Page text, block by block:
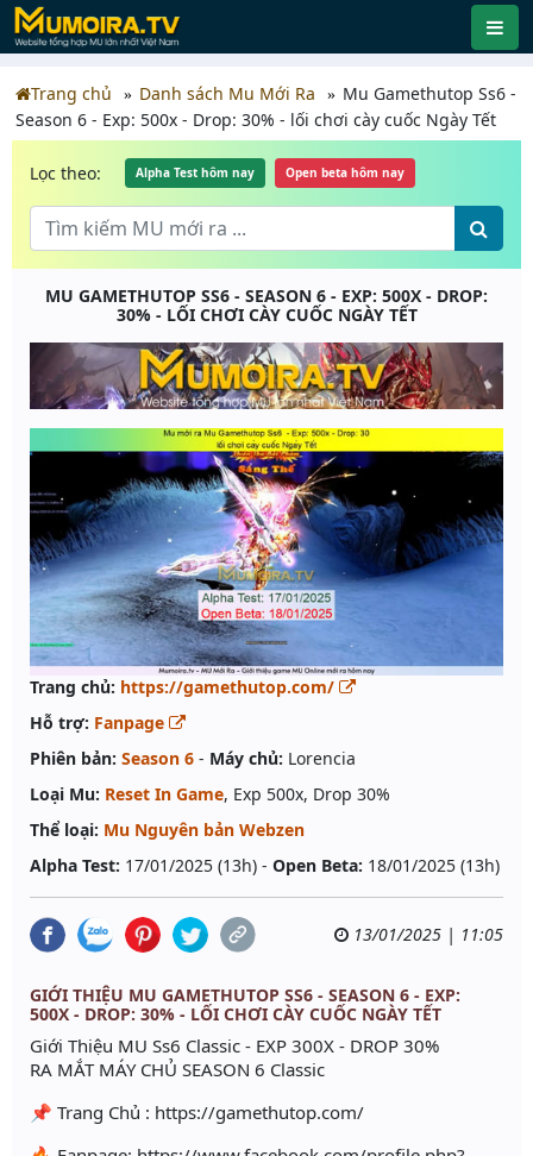
Trang chủ Danh sách Mu Mới Ra
Mu Gamethutop Ss6 -
Season 6 - Exp: 500x - Drop: 30% - lối chơi cày cuốc Ngày Tết
Lọc theo: Alpha Test hôm nay Open beta hôm nay
MU GAMETHUTOP SS6 - SEASON 6 - EXP: 500X - DROP:
30% - LỐI CHƠI CÀY CUỐC NGÀY TẾT
Trang chủ: https://gamethutop.com/
Hỗ trợ: Fanpage
Phiên bản: Season 6 - Máy chủ: Lorencia
Loại Mu: Reset In Game, Exp 500x, Drop 30%
Thể loại: Mu Nguyên bản Webzen
Alpha Test: 17/01/2025 (13h) - Open Beta: 18/01/2025 (13h)
13/01/2025 | 11:05
GIỚI THIỆU MU GAMETHUTOP SS6 - SEASON 6 - EXP:
500X - DROP: 30% - LỐI CHƠI CÀY CUỐC NGÀY TẾT
Giới Thiệu MU Ss6 Classic - EXP 300X - DROP 30%
RA MẮT MÁY CHỦ SEASON 6 Classic
📌 Trang Chủ : https://gamethutop.com/